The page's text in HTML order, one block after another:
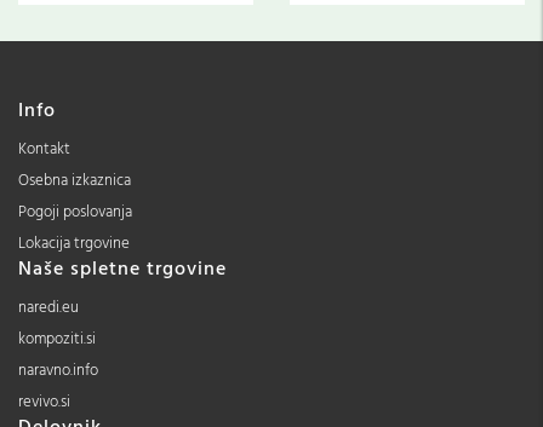
Info
Kontakt
Osebna izkaznica
Pogoji poslovanja
Lokacija trgovine
Naše spletne trgovine
naredi.eu
kompoziti.si
naravno.info
revivo.si